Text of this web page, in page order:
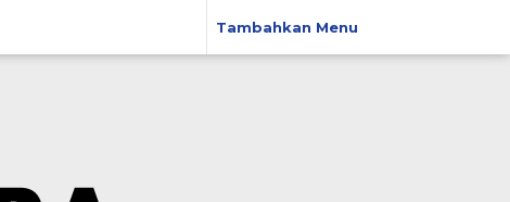
Tambahkan Menu